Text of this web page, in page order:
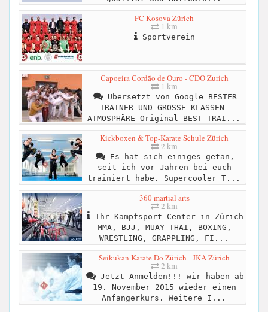
FC Kosova Zürich
1 km
Sportverein
Capoeira Cordão de Ouro - CDO Zurich
1 km
Übersetzt von Google BESTER
TRAINER UND GROSSE KLASSEN-
ATMOSPHÄRE Original BEST TRAI...
Kickboxen & Top-Karate Schule Zürich
2 km
Es hat sich einiges getan,
seit ich vor Jahren bei euch
trainiert habe. Supercooler T...
360 martial arts
2 km
Ihr Kampfsport Center in Zürich
MMA, BJJ, MUAY THAI, BOXING,
WRESTLING, GRAPPLING, FI...
Seikukan Karate Do Zürich - JKA Zürich
2 km
Jetzt Anmelden!!! wir haben ab
19. November 2015 wieder einen
Anfängerkurs. Weitere I...